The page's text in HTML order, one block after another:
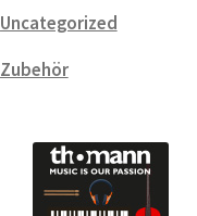
Uncategorized
Zubehör